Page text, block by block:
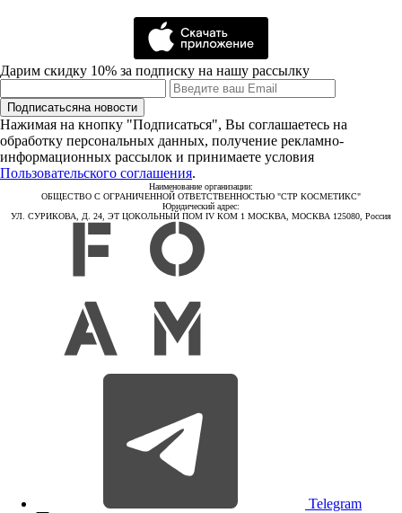
Дарим скидку 10% за подписку на нашу рассылку
Подписатьсяна новости
Нажимая на кнопку "Подписаться", Вы соглашаетесь на
обработку персональных данных, получение рекламно-
информационных рассылок и принимаете условия
Пользовательского соглашения.
Наименование организации:
ОБЩЕСТВО С ОГРАНИЧЕННОЙ ОТВЕТСТВЕННОСТЬЮ "СТР КОСМЕТИКС"
Юридический адрес:
УЛ. СУРИКОВА, Д. 24, ЭТ ЦОКОЛЬНЫЙ ПОМ IV КОМ 1 МОСКВА, МОСКВА 125080, Россия
Telegram